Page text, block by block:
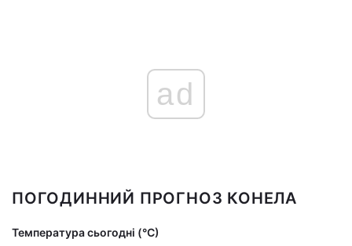
ad
ПОГОДИННИЙ ПРОГНОЗ КОНЕЛА
Температура сьогодні (°С)